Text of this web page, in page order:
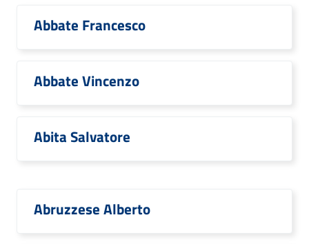
Abbate Francesco
Abbate Vincenzo
Abita Salvatore
Abruzzese Alberto